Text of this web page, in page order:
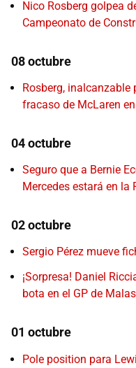
Nico Rosberg golpea
Campeonato de
08 octubre
Rosberg,
fracaso de McLaren
04 octubre
Seguro que a Bernie
Mercedes estará en la
02 octubre
Sergio Pérez mueve
¡Sorpresa! Daniel
bota en el GP de
01 octubre
Pole position para